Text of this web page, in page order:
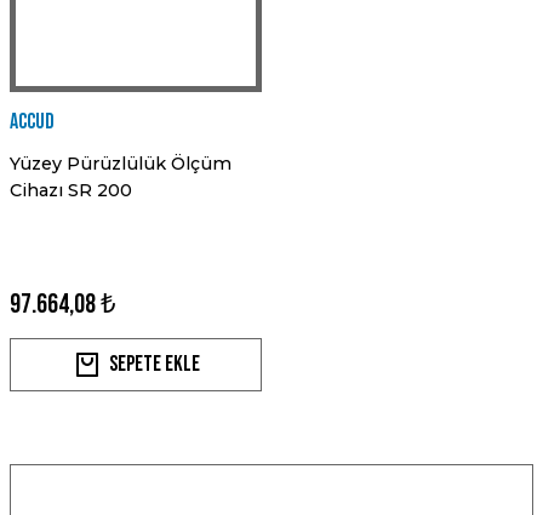
Accud
Yüzey Pürüzlülük Ölçüm
Cihazı SR 200
97.664,08 ₺
Sepete Ekle